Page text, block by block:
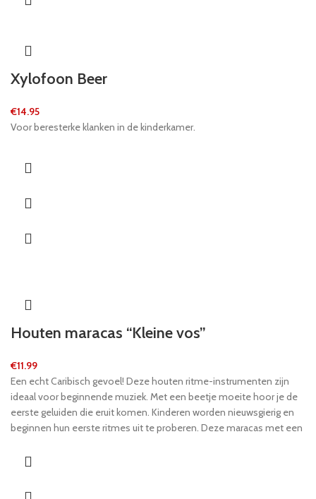
Xylofoon Beer
€14.95
Voor beresterke klanken in de kinderkamer.
Houten maracas “Kleine vos”
€11.99
Een echt Caribisch gevoel! Deze houten ritme-instrumenten zijn
ideaal voor beginnende muziek. Met een beetje moeite hoor je de
eerste geluiden die eruit komen. Kinderen worden nieuwsgierig en
beginnen hun eerste ritmes uit te proberen. Deze maracas met een
hout. Kinderen zullen gemakkelijk geïnteresseerd raken in muziek
voor ritmische begeleiding!